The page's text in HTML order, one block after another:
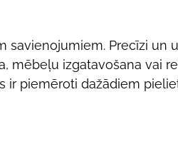
savienojumiem. Precīzi un
izgatavošana vai
ir piemēroti dažādiem